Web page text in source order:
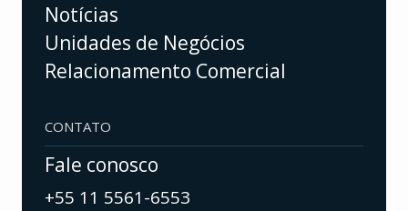
Notícias
Unidades de Negócios
Relacionamento Comercial
CONTATO
Fale conosco
+55 11 5561-6553